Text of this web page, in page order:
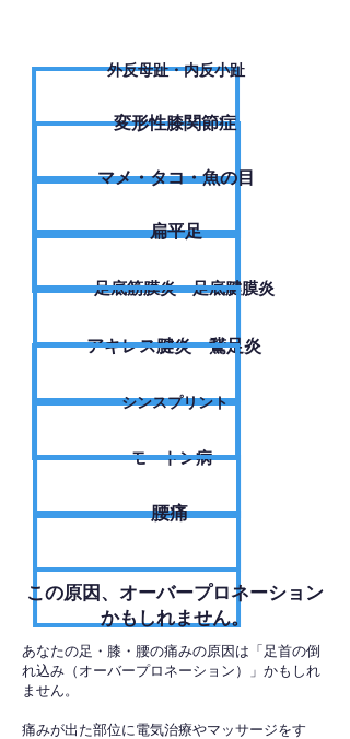
外反母趾・内反小趾
変形性膝関節症
​マメ・タコ・魚の目
扁平足
足底筋膜炎・足底腱膜炎
アキレス腱炎・鵞足炎
シンスプリント
モートン病
腰痛
​この原因、オーバープロネーション
かもしれません。
あなたの足・膝・腰の痛みの原因は「足首の倒
れ込み（オーバープロネーション）」かもしれ
ません。
痛みが出た部位に電気治療やマッサージをす